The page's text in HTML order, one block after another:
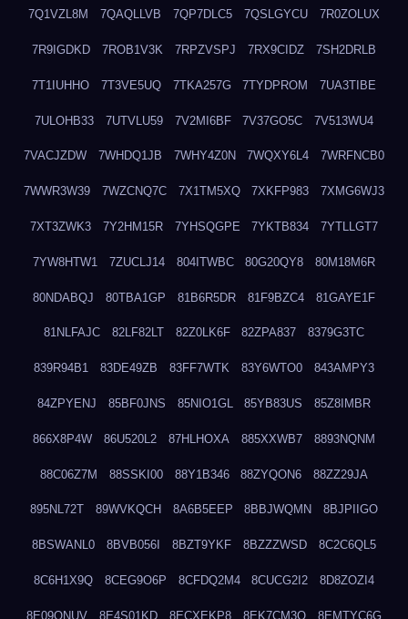
7Q1VZL8M 7QAQLLVB 7QP7DLC5 7QSLGYCU 7R0ZOLUX
7R9IGDKD 7ROB1V3K 7RPZVSPJ 7RX9CIDZ 7SH2DRLB
7T1IUHHO 7T3VE5UQ 7TKA257G 7TYDPROM 7UA3TIBE
7ULOHB33 7UTVLU59 7V2MI6BF 7V37GO5C 7V513WU4
7VACJZDW 7WHDQ1JB 7WHY4Z0N 7WQXY6L4 7WRFNCB0
7WWR3W39 7WZCNQ7C 7X1TM5XQ 7XKFP983 7XMG6WJ3
7XT3ZWK3 7Y2HM15R 7YHSQGPE 7YKTB834 7YTLLGT7
7YW8HTW1 7ZUCLJ14 804ITWBC 80G20QY8 80M18M6R
80NDABQJ 80TBA1GP 81B6R5DR 81F9BZC4 81GAYE1F
81NLFAJC 82LF82LT 82Z0LK6F 82ZPA837 8379G3TC
839R94B1 83DE49ZB 83FF7WTK 83Y6WTO0 843AMPY3
84ZPYENJ 85BF0JNS 85NIO1GL 85YB83US 85Z8IMBR
866X8P4W 86U520L2 87HLHOXA 885XXWB7 8893NQNM
88C06Z7M 88SSKI00 88Y1B346 88ZYQON6 88ZZ29JA
895NL72T 89WVKQCH 8A6B5EEP 8BBJWQMN 8BJPIIGO
8BSWANL0 8BVB056I 8BZT9YKF 8BZZZWSD 8C2C6QL5
8C6H1X9Q 8CEG9O6P 8CFDQ2M4 8CUCG2I2 8D8ZOZI4
8E09QNUV 8E4S01KD 8ECXEKP8 8EK7CM3O 8EMTYC6G